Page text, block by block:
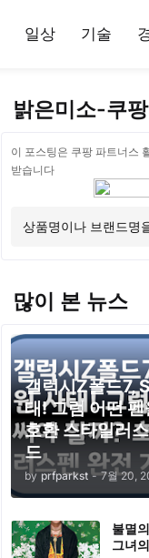
일상 기술
밝은미소-쿠
이 포스팅은 쿠팡 파트너스
받습니다
많이 본 뉴스
갤럭시Z폴드7,
태! 그럼 어떤
호환 스타일러
드
by prfparkst - 7월 20,
불멸
그녀